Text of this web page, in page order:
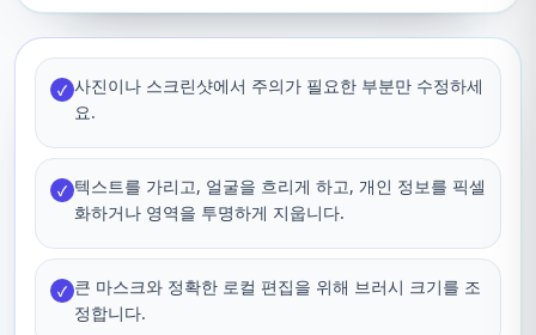
✓ 사진이나 스크린샷에서 주의가 필요한 부분만 수정하세
요.
✓ 텍스트를 가리고, 얼굴을 흐리게 하고, 개인 정보를 픽셀
화하거나 영역을 투명하게 지웁니다.
✓ 큰 마스크와 정확한 로컬 편집을 위해 브러시 크기를 조
정합니다.